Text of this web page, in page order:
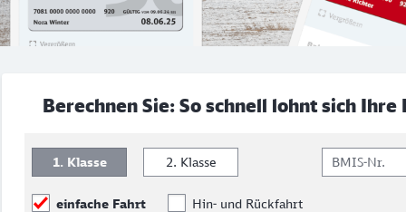
Berechnen Sie: So schnell lohnt sich Ihre
1. Klasse 2. Klasse BMIS-Nr.
einfache Fahrt Hin- und Rückfahrt